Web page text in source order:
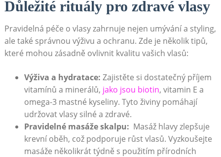
Důležité rituály pro zdravé vlasy
Pravidelná péče o ‍vlasy zahrnuje nejen umývání a styling,
ale také správnou ‌výživu a ochranu. Zde je několik⁣ tipů,
které mohou zásadně ovlivnit kvalitu​ vašich ‌vlasů:
Výživa a hydratace: Zajistěte si dostatečný příjem
vitamínů a minerálů, jako ⁣jsou biotin, vitamin E a
omega-3 ​mastné kyseliny. Tyto živiny pomáhají
udržovat vlasy silné a zdravé.
Pravidelné masáže skalpu: ⁤ Masáž hlavy zlepšuje
krevní oběh, což podporuje růst vlasů. Vyzkoušejte
masáže několikrát týdně s použitím přírodních